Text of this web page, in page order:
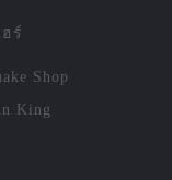
ร์
Shop
King